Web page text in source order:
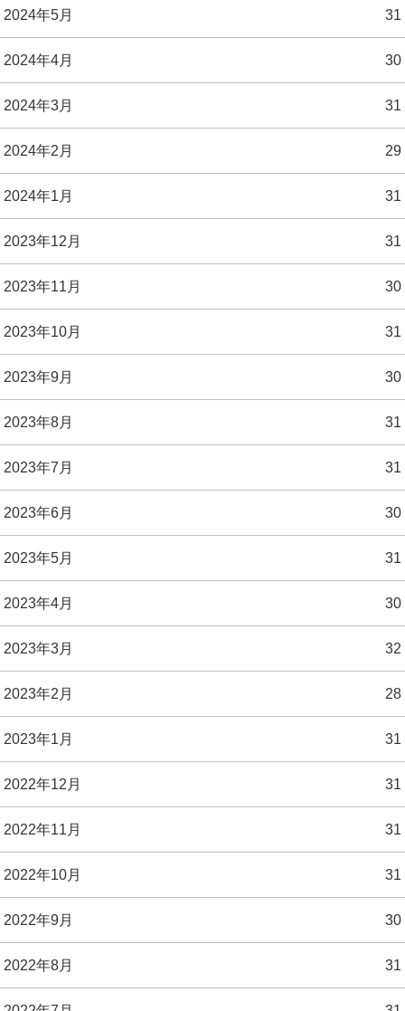
2024年5月 31
2024年4月 30
2024年3月 31
2024年2月 29
2024年1月 31
2023年12月 31
2023年11月 30
2023年10月 31
2023年9月 30
2023年8月 31
2023年7月 31
2023年6月 30
2023年5月 31
2023年4月 30
2023年3月 32
2023年2月 28
2023年1月 31
2022年12月 31
2022年11月 31
2022年10月 31
2022年9月 30
2022年8月 31